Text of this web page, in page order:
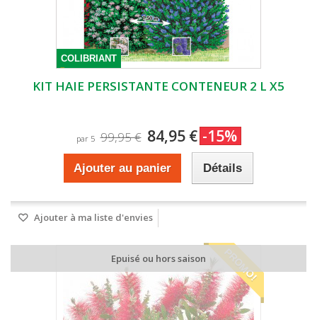
COLIBRIANT
KIT HAIE PERSISTANTE CONTENEUR 2 L X5
par 5 99,95 € 84,95 € -15%
Ajouter au panier Détails
Ajouter à ma liste d'envies
Epuisé ou hors saison PROMO!